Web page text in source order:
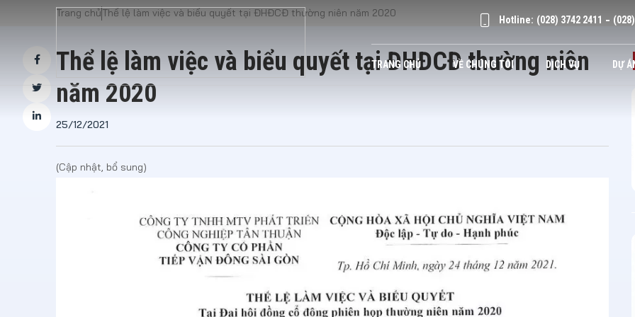
Hotline: (028) 3742 2411
TRANG CHỦ VỀ CHÚNG TÔI DỊCH VỤ DỰ
Trang chủThể lệ làm việc và biểu quyết tại ĐHĐCĐ thường niên năm 2020
Thể lệ làm việc và biểu quyết tại ĐHĐCĐ thường niên
năm 2020
25/12/2021
(Cập nhật, bổ sung)